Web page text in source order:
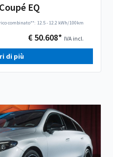
EQ
combinato**: 12.5 - 12.2 kWh/100km
€ 50.608* IVA incl.
di più